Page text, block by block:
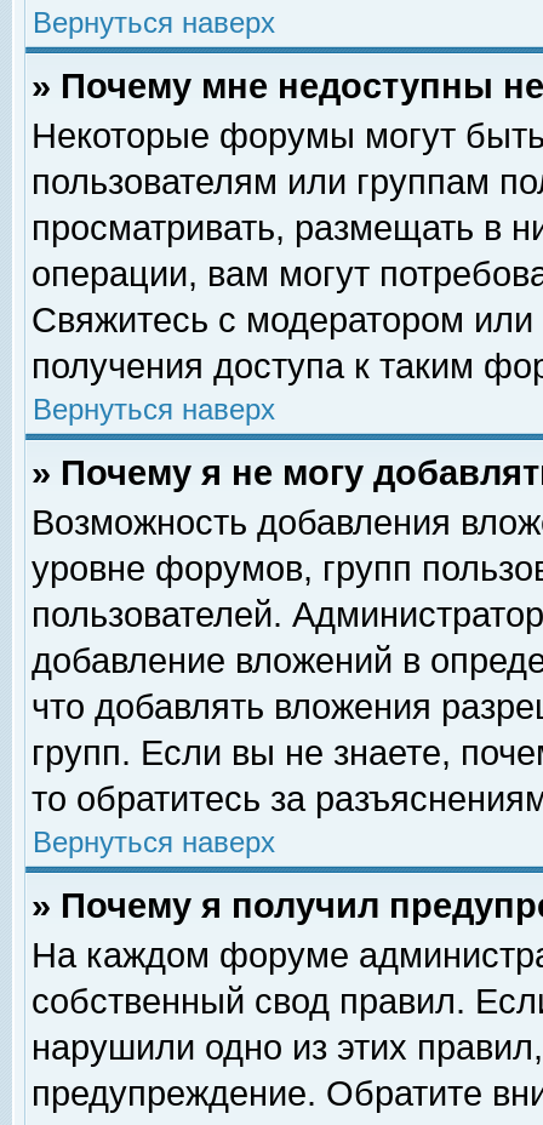
Вернуться наверх
» Почему мне недоступны
Некоторые форумы могут
пользователям или группам
просматривать, размещать в
операции, вам могут
Свяжитесь с модератором
получения доступа к таким
Вернуться наверх
» Почему я не могу
Возможность добавления
уровне форумов, групп
пользователей.
добавление вложений в
что добавлять вложения
групп. Если вы не знаете,
то обратитесь за
Вернуться наверх
» Почему я получил
На каждом форуме
собственный свод правил.
нарушили одно из этих
предупреждение. Обратите